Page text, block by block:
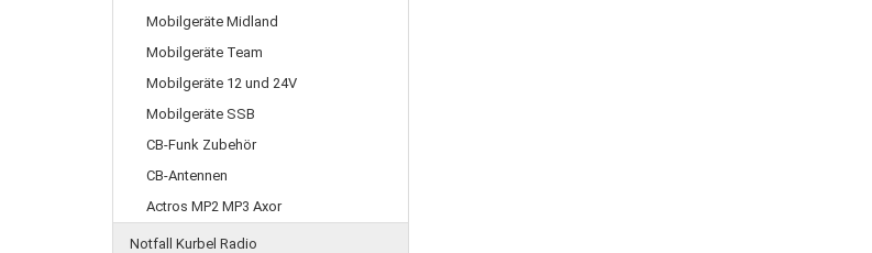
Mobilgeräte Midland
Mobilgeräte Team
Mobilgeräte 12 und 24V
Mobilgeräte SSB
CB-Funk Zubehör
CB-Antennen
Actros MP2 MP3 Axor
Notfall Kurbel Radio